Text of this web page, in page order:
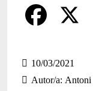
Comparteix
a
c
10/03/2021
Autor/a